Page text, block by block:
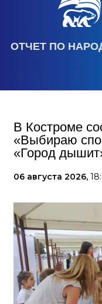
ОТЧЕТ ПО
В Костроме
«Выбираю
«Город
06 августа 2026,